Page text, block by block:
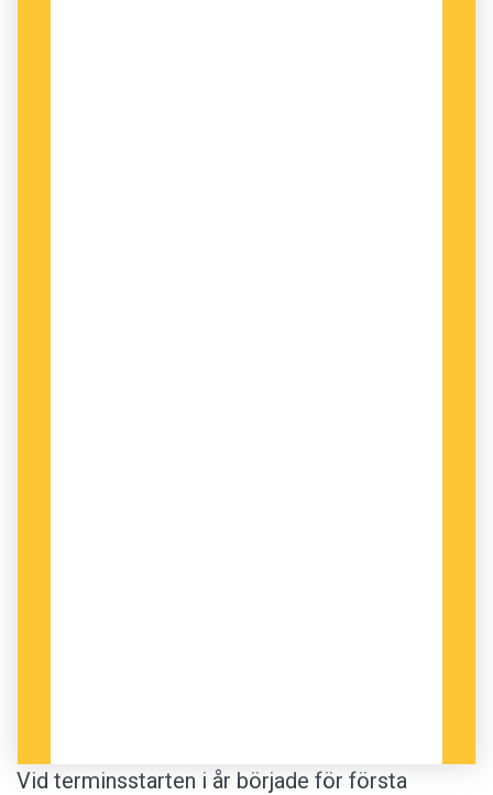
Vid terminsstarten i år började för första